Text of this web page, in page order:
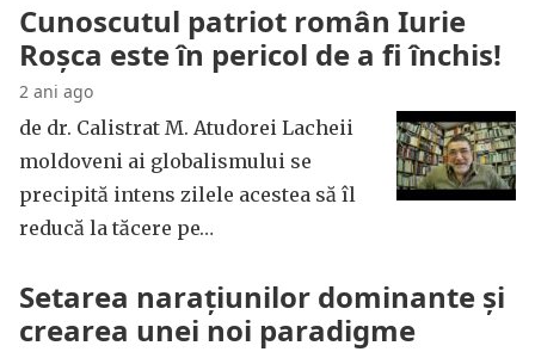
Cunoscutul patriot român Iurie
Roșca este în pericol de a fi închis!
2 ani ago
de dr. Calistrat M. Atudorei Lacheii
moldoveni ai globalismului se
precipită intens zilele acestea să îl
reducă la tăcere pe…
Setarea narațiunilor dominante și
crearea unei noi paradigme